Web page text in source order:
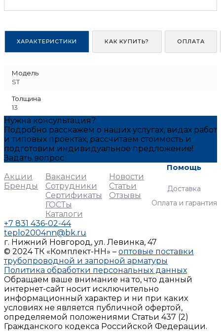
ХАРАКТЕРИСТИКИ КАК КУПИТЬ? ОПЛАТА
Модель
ST
Толщина
13
Нужна консультация?
Подробно расскажем о наших услугах, видах работ
и типовых проектах, рассчитаем стоимость и
подготовим индивидуальное предложение!
Задать вопрос
Акции
Бренды
Вакансии
Сотрудники
Сертификаты
ГОСТы
Каталоги
Новости
Статьи
Отзывы
Помощь
Доставка
Оплата и гарантия
+7 831 436-02-44
teplo2004nn@bk.ru
г. Нижний Новгород, ул. Левинка, 47
© 2024 ТК «Комплект-НН» – оптовые поставки
трубопроводной и запорной арматуры
Политика обработки персональных данных
Обращаем ваше внимание на то, что данный
интернет-сайт носит исключительно
информационный характер и ни при каких
условиях не является публичной офертой,
определяемой положениями Статьи 437 (2)
Гражданского кодекса Российской Федерации.